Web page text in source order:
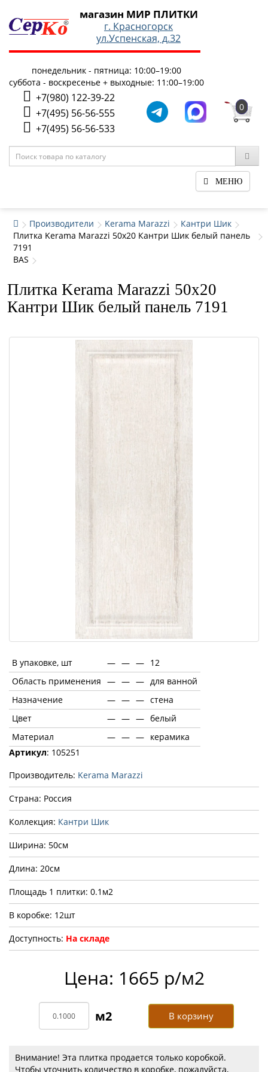
магазин МИР ПЛИТКИ
г. Красногорск
ул.Успенская, д.32
понедельник - пятница: 10:00–19:00
суббота - воскресенье + выходные: 11:00–19:00
+7(980) 122-39-22
+7(495) 56-56-555
+7(495) 56-56-533
0
МЕНЮ
Производители Kerama Marazzi
Кантри Шик
Плитка Kerama Marazzi 50x20 Кантри Шик белый панель
7191
BAS
Плитка Kerama Marazzi 50x20
Кантри Шик белый панель 7191
В упаковке, шт — — — 12
Область применения — — — для ванной
Назначение
— — — стена
Цвет
— — — белый
Материал
— — — керамика
Артикул: 105251
Производитель: Kerama Marazzi
Страна: Россия
Коллекция: Кантри Шик
Ширина: 50см
Длина: 20см
Площадь 1 плитки: 0.1м2
В коробке: 12шт
Доступность: На складе
Цена: 1665 р/м2
В корзину
Внимание! Эта плитка продается только коробкой.
Чтобы уточнить количество в коробке, пожалуйста,